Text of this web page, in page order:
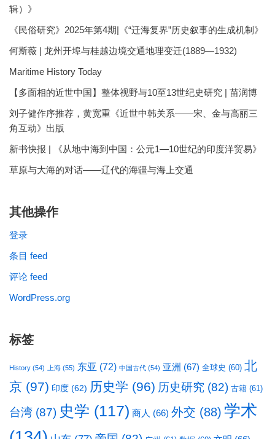
辑）》
《民俗研究》2025年第4期|《“迁海复界”历史叙事的生成机制》
何斯薇 | 龙州开埠与桂越边境交通地理变迁(1889—1932)
Maritime History Today
【多面相的近世中国】整体视野与10至13世纪史研究 | 苗润博
刘子健作序推荐，黄宽重《近世中韩关系——宋、金与高丽三
角互动》出版
新书快报 | 《从地中海到中国：公元1—10世纪的印度洋贸易》
草原与大海的对话——辽代的海疆与海上交通
其他操作
登录
条目 feed
评论 feed
WordPress.org
标签
History (54) 上海 (55) 东亚 (72) 中国古代 (54) 亚洲 (67) 全球史 (60) 北
京 (97) 印度 (62) 历史学 (96) 历史研究 (82) 古籍 (61)
台湾 (87) 史学 (117) 商人 (66) 外交 (88) 学术